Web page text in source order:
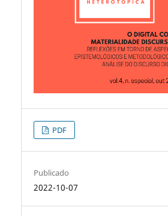
PDF
Publicado
2022-10-07